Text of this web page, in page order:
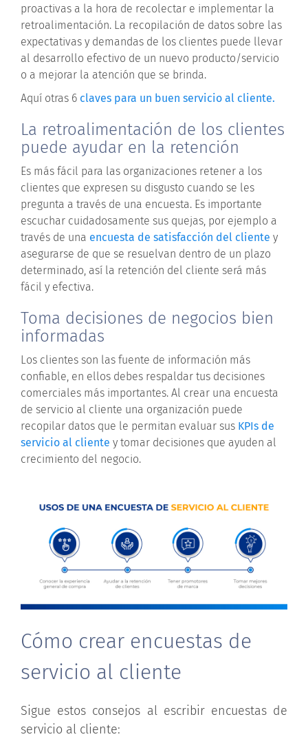
proactivas a la hora de recolectar e implementar la
retroalimentación. La recopilación de datos sobre las
expectativas y demandas de los clientes puede llevar
al desarrollo efectivo de un nuevo producto/servicio
o a mejorar la atención que se brinda.
Aquí otras 6 claves para un buen servicio al cliente.
La retroalimentación de los clientes
puede ayudar en la retención
Es más fácil para las organizaciones retener a los
clientes que expresen su disgusto cuando se les
pregunta a través de una encuesta. Es importante
escuchar cuidadosamente sus quejas, por ejemplo a
través de una encuesta de satisfacción del cliente y
asegurarse de que se resuelvan dentro de un plazo
determinado, así la retención del cliente será más
fácil y efectiva.
Toma decisiones de negocios bien
informadas
Los clientes son las fuente de información más
confiable, en ellos debes respaldar tus decisiones
comerciales más importantes. Al crear una encuesta
de servicio al cliente una organización puede
recopilar datos que le permitan evaluar sus KPIs de
servicio al cliente y tomar decisiones que ayuden al
crecimiento del negocio.
Cómo crear encuestas de
servicio al cliente
Sigue estos consejos al escribir encuestas de
servicio al cliente: